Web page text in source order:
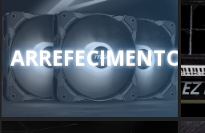
ARREFECIMENTO